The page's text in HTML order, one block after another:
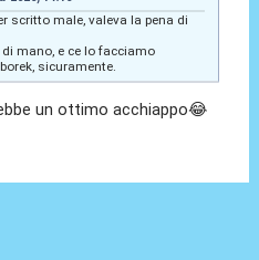
scritto male, valeva la pena di
mano, e ce lo facciamo
sicuramente.
un ottimo acchiappo😂